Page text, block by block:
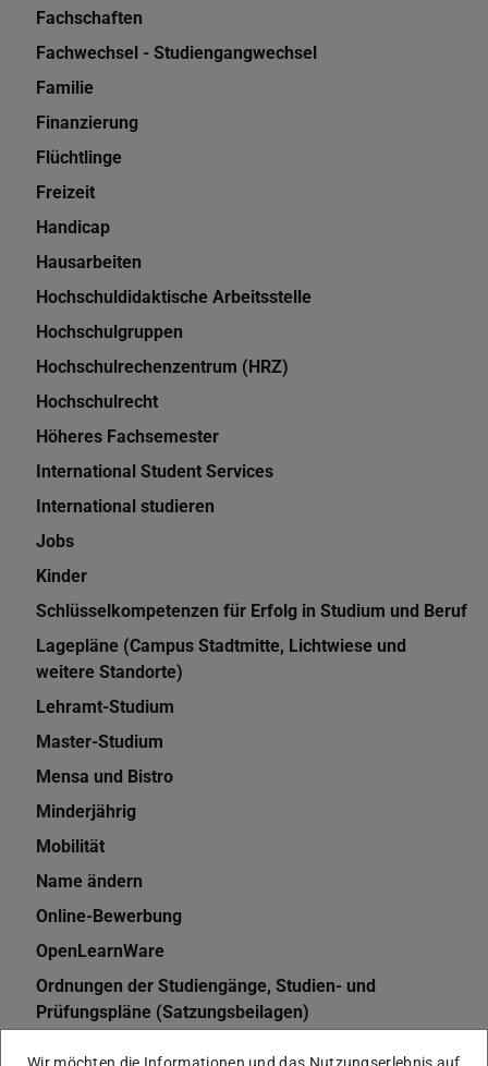
Fachschaften
Fachwechsel - Studiengangwechsel
Familie
Finanzierung
Flüchtlinge
Freizeit
Handicap
Hausarbeiten
Hochschuldidaktische Arbeitsstelle
Hochschulgruppen
Hochschulrechenzentrum (HRZ)
Hochschulrecht
Höheres Fachsemester
International Student Services
International studieren
Jobs
Kinder
Schlüsselkompetenzen für Erfolg in Studium und Beruf
Lagepläne (Campus Stadtmitte, Lichtwiese und
weitere Standorte)
Lehramt-Studium
Master-Studium
Mensa und Bistro
Minderjährig
Mobilität
Name ändern
Online-Bewerbung
OpenLearnWare
Ordnungen der Studiengänge, Studien- und
Prüfungspläne (Satzungsbeilagen)